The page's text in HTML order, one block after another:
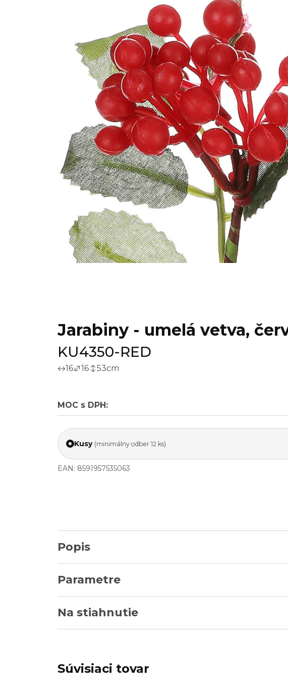
Jarabiny - umelá vetva,
KU4350-RED
16 16 53cm
MOC s DPH:
Kusy (minimálny odber 12 ks)
EAN: 8591957535063
Popis
Parametre
Na stiahnutie
Súvisiaci tovar